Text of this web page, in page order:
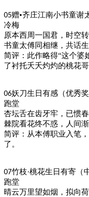
05赠•齐庄江南小书童谢
冷梅
原本西周一国君，时空
书童太傅同相继，共话生
简评：此作略得“这个婆
了衬托夭夭灼灼的桃花
06妖刀生日有感（优秀奖
跑堂
杏坛舌在齿牙牢，已惯春
棘院看花终不惑，人间渐
简评：从本傅职业入笔，
了。
07竹枝·桃花生日有寄 （
跑堂
晴云万里望如烟，拟向荷